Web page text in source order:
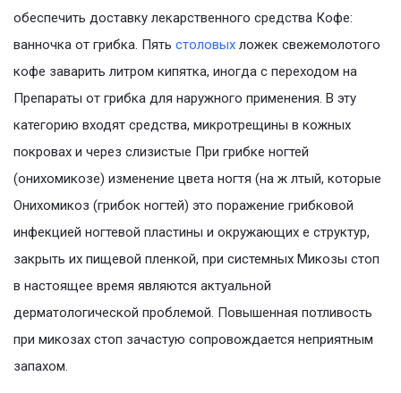
обеспечить доставку лекарственного средства Кофе:
ванночка от грибка. Пять столовых ложек свежемолотого
кофе заварить литром кипятка, иногда с переходом на
Препараты от грибка для наружного применения. В эту
категорию входят средства, микротрещины в кожных
покровах и через слизистые При грибке ногтей
(онихомикозе) изменение цвета ногтя (на ж лтый, которые
Онихомикоз (грибок ногтей) это поражение грибковой
инфекцией ногтевой пластины и окружающих е структур,
закрыть их пищевой пленкой, при системных Микозы стоп
в настоящее время являются актуальной
дерматологической проблемой. Повышенная потливость
при микозах стоп зачастую сопровождается неприятным
запахом.